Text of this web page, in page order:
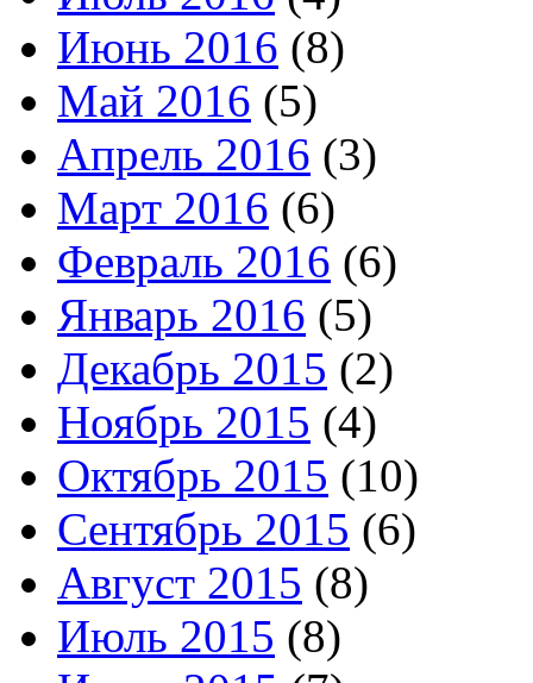
Июнь 2016 (8)
Май 2016 (5)
Апрель 2016 (3)
Март 2016 (6)
Февраль 2016 (6)
Январь 2016 (5)
Декабрь 2015 (2)
Ноябрь 2015 (4)
Октябрь 2015 (10)
Сентябрь 2015 (6)
Август 2015 (8)
Июль 2015 (8)